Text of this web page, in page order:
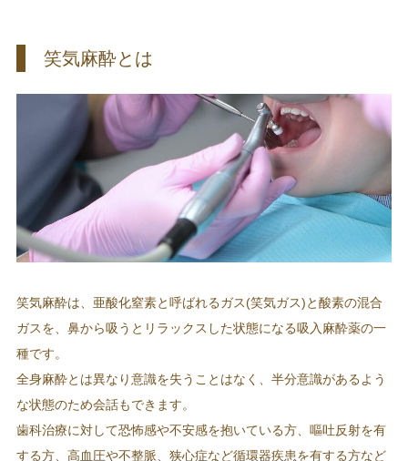
笑気麻酔とは
笑気麻酔は、亜酸化窒素と呼ばれるガス(笑気ガス)と酸素の混合
ガスを、鼻から吸うとリラックスした状態になる吸入麻酔薬の一
種です。
全身麻酔とは異なり意識を失うことはなく、半分意識があるよう
な状態のため会話もできます。
歯科治療に対して恐怖感や不安感を抱いている方、嘔吐反射を有
する方、高血圧や不整脈、狭心症など循環器疾患を有する方など